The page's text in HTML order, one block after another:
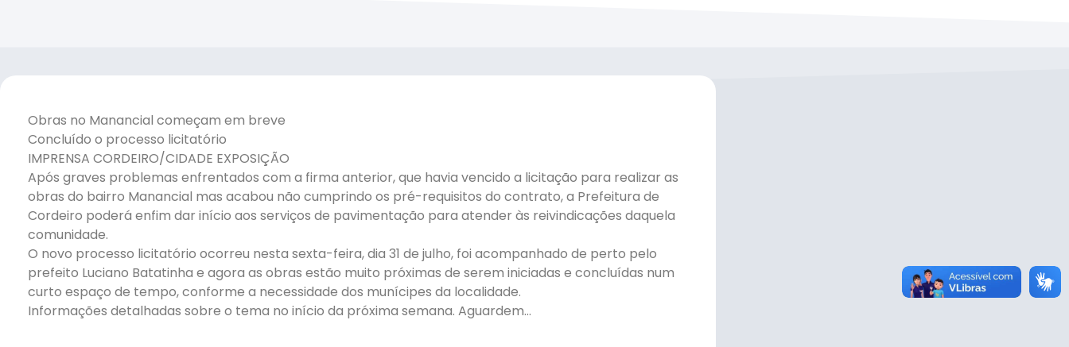
Obras no Manancial começam em breve
Concluído o processo licitatório
IMPRENSA CORDEIRO/CIDADE EXPOSIÇÃO
Após graves problemas enfrentados com a firma anterior, que havia vencido a licitação para realizar as
obras do bairro Manancial mas acabou não cumprindo os pré-requisitos do contrato, a Prefeitura de
Cordeiro poderá enfim dar início aos serviços de pavimentação para atender às reivindicações daquela
comunidade.
O novo processo licitatório ocorreu nesta sexta-feira, dia 31 de julho, foi acompanhado de perto pelo
prefeito Luciano Batatinha e agora as obras estão muito próximas de serem iniciadas e concluídas num
curto espaço de tempo, conforme a necessidade dos munícipes da localidade.
Informações detalhadas sobre o tema no início da próxima semana. Aguardem…